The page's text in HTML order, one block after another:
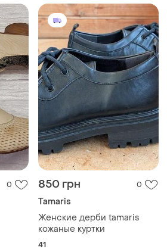
0 850 грн 0
Tamaris
Женские дерби tamaris
кожаные куртки
41